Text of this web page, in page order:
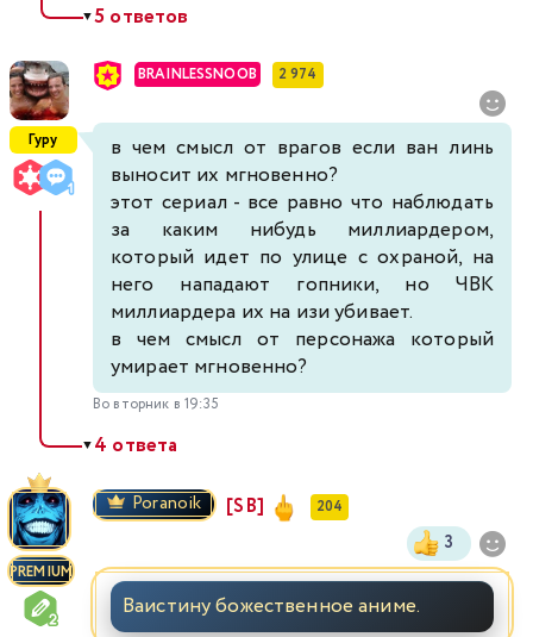
▼5 ответов
Гуру
BRAINLESSNOOB 2 974
в чем смысл от врагов если ван линь
выносит их мгновенно?
этот сериал - все равно что наблюдать
за каким нибудь миллиардером,
который идет по улице с охраной, на
него нападают гопники, но ЧВК
миллиардера их на изи убивает.
в чем смысл от персонажа который
умирает мгновенно?
Во вторник в 19:35
▼4 ответа
PREMIUM
Poranoik [SB] 204
3
Ваистину божественное аниме.